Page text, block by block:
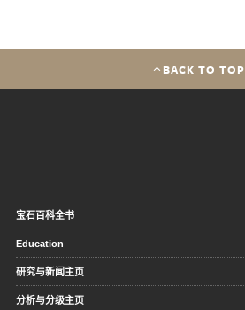
BACK TO TOP
宝石百科全书
Education
研究与新闻主页
分析与分级主页